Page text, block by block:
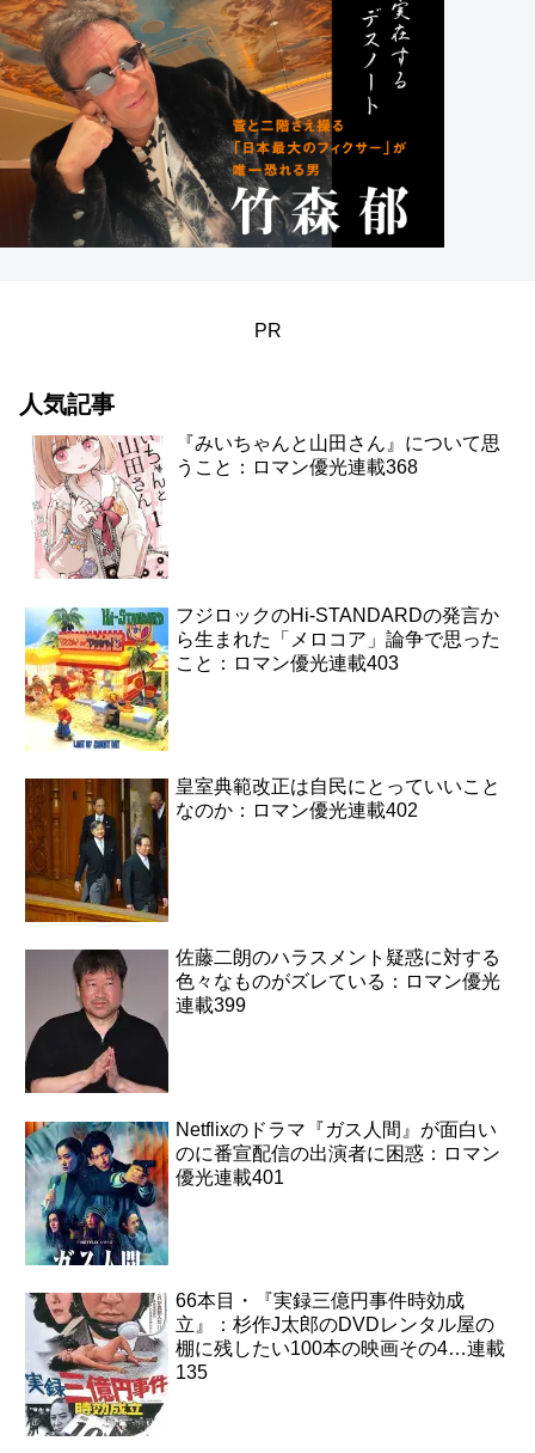
PR
人気記事
『みいちゃんと山田さん』について思
うこと：ロマン優光連載368
フジロックのHi-STANDARDの発言か
ら生まれた「メロコア」論争で思った
こと：ロマン優光連載403
皇室典範改正は自民にとっていいこと
なのか：ロマン優光連載402
佐藤二朗のハラスメント疑惑に対する
色々なものがズレている：ロマン優光
連載399
Netflixのドラマ『ガス人間』が面白い
のに番宣配信の出演者に困惑：ロマン
優光連載401
66本目・『実録三億円事件時効成
立』：杉作J太郎のDVDレンタル屋の
棚に残したい100本の映画その4…連載
135